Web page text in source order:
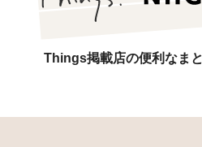
Things掲載店の便利なま